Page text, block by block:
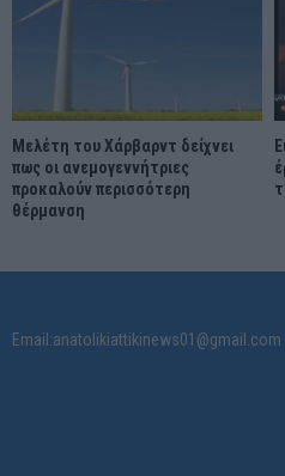
Μελέτη του Χάρβαρντ δείχνει
πως οι ανεμογεννήτριες
προκαλούν περισσότερη
θέρμανση
Email:anatolikiattikinews01@gmail.com